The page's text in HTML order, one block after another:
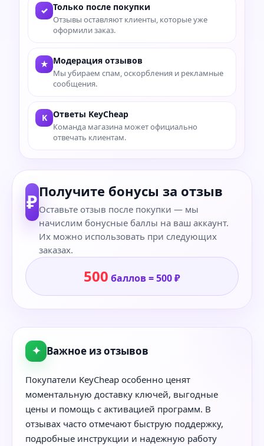
✓ Только после покупки
Отзывы оставляют клиенты, которые уже
оформили заказ.
★ Модерация отзывов
Мы убираем спам, оскорбления и рекламные
сообщения.
K Ответы KeyCheap
Команда магазина может официально
отвечать клиентам.
₽Получите бонусы за отзыв
Оставьте отзыв после покупки — мы
начислим бонусные баллы на ваш аккаунт.
Их можно использовать при следующих
заказах.
500 баллов = 500 ₽
✦ Важное из отзывов
Покупатели KeyCheap особенно ценят
моментальную доставку ключей, выгодные
цены и помощь с активацией программ. В
отзывах часто отмечают быструю поддержку,
подробные инструкции и надежную работу